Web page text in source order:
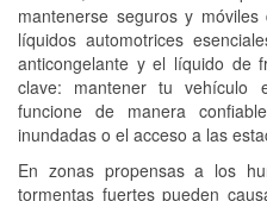
mantenerse seguros y
líquidos automotrices
anticongelante y el líquido de
clave: mantener tu vehículo
funcione de manera
inundadas o el acceso a las
En zonas propensas a los
tormentas fuertes pueden
Instalación de
Programa de
Herramientas
Rectificación
freno